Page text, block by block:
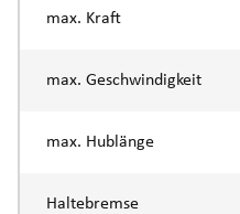
max. Kraft
max. Geschwindigkeit
max. Hublänge
Haltebremse